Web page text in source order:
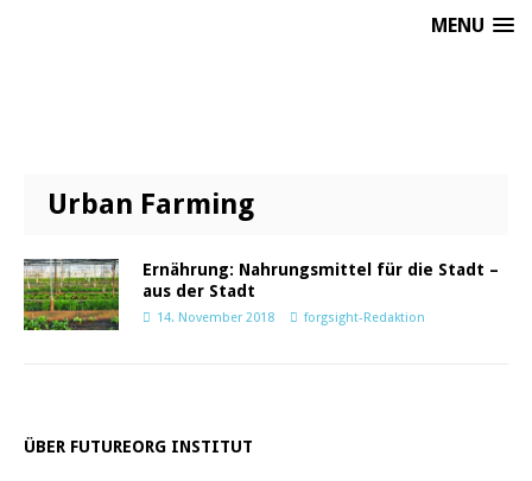
MENU
Urban Farming
Ernährung: Nahrungsmittel für die Stadt –
aus der Stadt
14. November 2018 forgsight-Redaktion
ÜBER FUTUREORG INSTITUT